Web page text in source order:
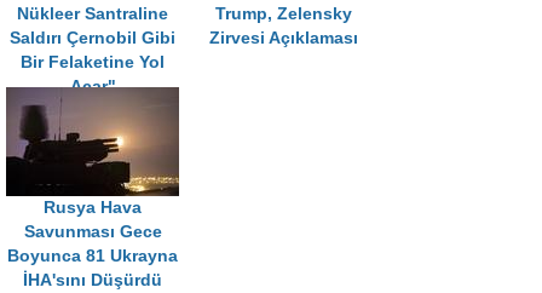
Nükleer Santraline
Saldırı Çernobil Gibi
Bir Felaketine Yol
Açar"
Trump, Zelensky
Zirvesi Açıklaması
Rusya Hava
Savunması Gece
Boyunca 81 Ukrayna
İHA'sını Düşürdü